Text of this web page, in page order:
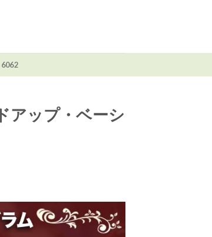
アップ・ベーシ